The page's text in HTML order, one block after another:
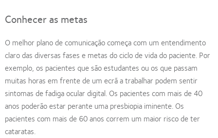
Conhecer as metas
O melhor plano de comunicação começa com um entendimento
claro das diversas fases e metas do ciclo de vida do paciente. Por
exemplo, os pacientes que são estudantes ou os que passam
muitas horas em frente de um ecrã a trabalhar podem sentir
sintomas de fadiga ocular digital. Os pacientes com mais de 40
anos poderão estar perante uma presbiopia iminente. Os
pacientes com mais de 60 anos correm um maior risco de ter
cataratas.